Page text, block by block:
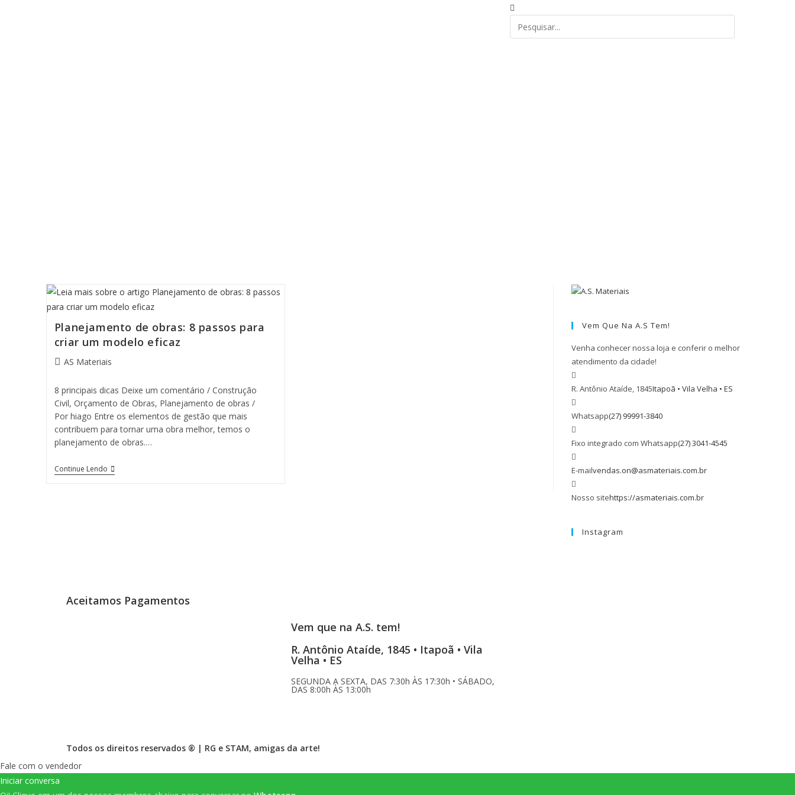
Planejamento de obras: 8 passos para
criar um modelo eficaz
AS Materiais
8 principais dicas Deixe um comentário / Construção
Civil, Orçamento de Obras, Planejamento de obras /
Por hiago Entre os elementos de gestão que mais
contribuem para tornar uma obra melhor, temos o
planejamento de obras.…
Continue Lendo
Vem Que Na A.S Tem!
Venha conhecer nossa loja e conferir o melhor
atendimento da cidade!
R. Antônio Ataíde, 1845Itapoã • Vila Velha • ES
Whatsapp(27) 99991-3840
Fixo integrado com Whatsapp(27) 3041-4545
E-mailvendas.on@asmateriais.com.br
Nosso sitehttps://asmateriais.com.br
Instagram
Aceitamos Pagamentos
Vem que na A.S. tem!
R. Antônio Ataíde, 1845 • Itapoã • Vila
Velha • ES
SEGUNDA A SEXTA, DAS 7:30h ÀS 17:30h • SÁBADO,
DAS 8:00h ÀS 13:00h
Todos os direitos reservados ® | RG e STAM, amigas da arte!
Fale com o vendedor
Iniciar conversa